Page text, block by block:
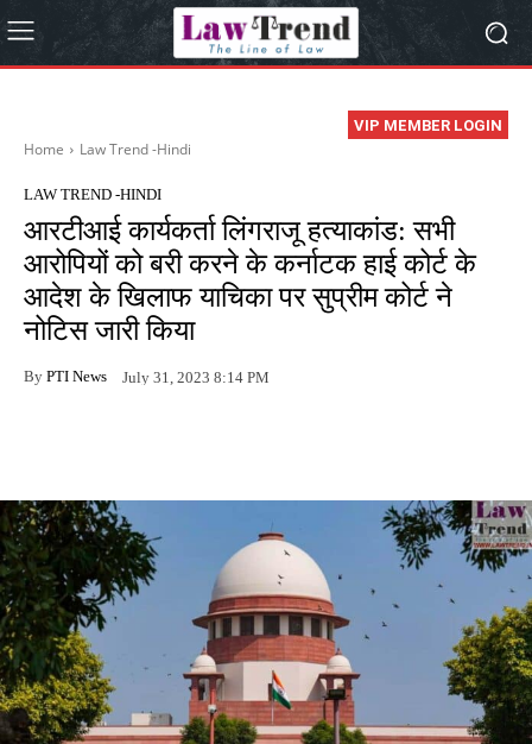
VIP MEMBER LOGIN
Home Law Trend -Hindi
LAW TREND -HINDI
आरटीआई कार्यकर्ता लिंगराजू हत्याकांड: सभी
आरोपियों को बरी करने के कर्नाटक हाई कोर्ट के
आदेश के खिलाफ याचिका पर सुप्रीम कोर्ट ने
नोटिस जारी किया
By PTI News July 31, 2023 8:14 PM